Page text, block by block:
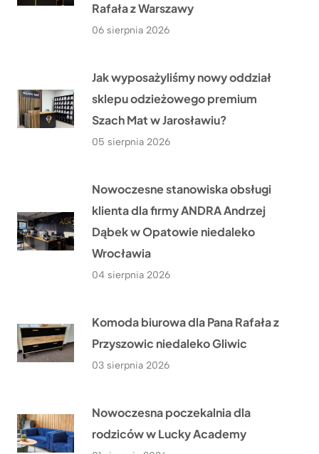
Rafała z Warszawy
06 sierpnia 2026
Jak wyposażyliśmy nowy oddział
sklepu odzieżowego premium
Szach Mat w Jarosławiu?
05 sierpnia 2026
Nowoczesne stanowiska obsługi
klienta dla firmy ANDRA Andrzej
Dąbek w Opatowie niedaleko
Wrocławia
04 sierpnia 2026
Komoda biurowa dla Pana Rafała z
Przyszowic niedaleko Gliwic
03 sierpnia 2026
Nowoczesna poczekalnia dla
rodziców w Lucky Academy